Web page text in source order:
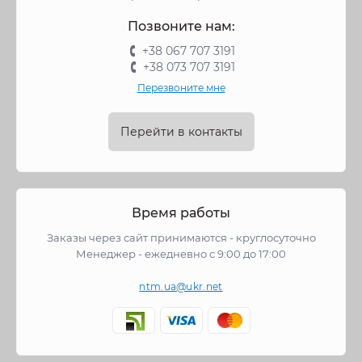
Позвоните нам:
+38 067 707 3191
+38 073 707 3191
Перезвоните мне
Перейти в контакты
Время работы
Заказы через сайт принимаются - круглосуточно
Менеджер - ежедневно с 9:00 до 17:00
ntm.ua@ukr.net